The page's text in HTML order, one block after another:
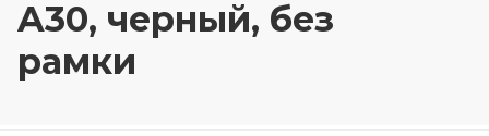
A30, черный, без
рамки